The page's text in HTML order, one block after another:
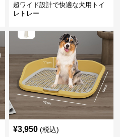
超ワイド設計で快適な犬用トイ
レトレー
¥3,950 (税込)